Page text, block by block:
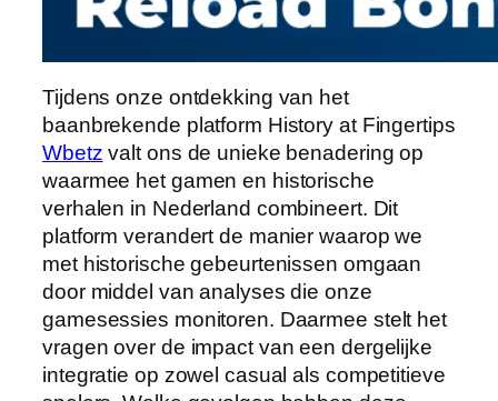
Tijdens onze ontdekking van het
baanbrekende platform History at Fingertips
Wbetz valt ons de unieke benadering op
waarmee het gamen en historische
verhalen in Nederland combineert. Dit
platform verandert de manier waarop we
met historische gebeurtenissen omgaan
door middel van analyses die onze
gamesessies monitoren. Daarmee stelt het
vragen over de impact van een dergelijke
integratie op zowel casual als competitieve